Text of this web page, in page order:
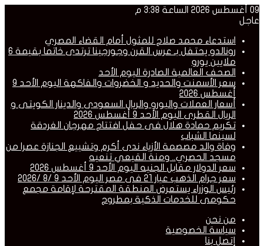
09 أغسطس 2026 الساعة 3:38 م
عاجل
استدعاء محمد صلاح للمثول أمام القضاء المصري
رونالدو يحتفل بـ عرس القرن وجورجينا ترتدى خاتما بقيمة 6
ملايين يورو
الصحف العالمية الصادرة اليوم الأحد
سعر الأسمنت والحديد و الخضروات والفاكهة اليوم الأحد 9
أغسطس 2026
أسعار العملات واليورو والريال السعودى والدينار الكويتى و
الريال القطرى اليوم الأحد 9 أغسطس 2026
تكريم حمادة هلال فى حفل افتتاح مهرجان الغردقة
لسينما الشباب
وفاة والد مصصمة الأزياء ندى أكرم وتشييع الجنازة عصرا من
مسجد الحصري.. ومنة القيعي تنعيه
سعر الدولار مقابل الجنيه اليوم الأحد 9 أغسطس 2026
سعر جرام الذهب عيار 21 فى مصر اليوم الأحد 9 /8 /2026
رئيس الوزراء يستعرض المنطقة المقترحة لإقامة مجمع
حكومى للخدمات الذكية بمطروح
من نحن
سياسة الخصوصية
إتصل بنا